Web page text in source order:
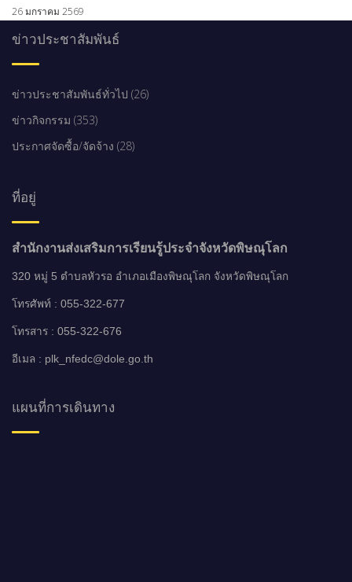
26 มกราคม 2569
ข่าวประชาสัมพันธ์
ข่าวประชาสัมพันธ์ทั่วไป (26)
ข่าวกิจกรรม (353)
ประกาศจัดซื้อ/จัดจ้าง (28)
ที่อยู่
สำนักงานส่งเสริมการเรียนรู้ประจำจังหวัดพิษณุโลก
320 หมู่ 5 ตำบลหัวรอ อำเภอเมืองพิษณุโลก จังหวัดพิษณุโลก
โทรศัพท์ : 055-322-677
โทรสาร : 055-322-676
อีเมล : plk_nfedc@dole.go.th
แผนที่การเดินทาง